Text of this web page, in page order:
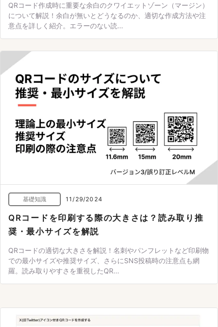
QRコード作成時に重要な余白のクワイエットゾーン（マージン）
について解説！余白が無いとどうなるのか、適切な作成方法や注
意点を詳しく紹介。エラーのない読...
基礎知識 11/29/2024
QRコードを印刷する際の大きさは？読み取り推
奨・最小サイズを解説
QRコードの適切な大きさを解説！名刺やパンフレットなど印刷物
での最小サイズや推奨サイズ、さらにSNS投稿時の注意点も網
羅。読み取りやすさを重視したQR...